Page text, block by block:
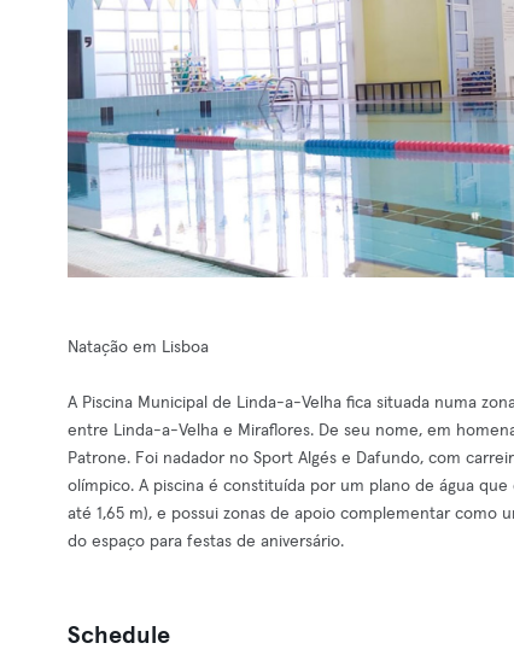
Natação em Lisboa
A Piscina Municipal de Linda-a-Velha fica situada numa
entre Linda-a-Velha e Miraflores. De seu nome, em
Patrone. Foi nadador no Sport Algés e Dafundo, com
olímpico. A piscina é constituída por um plano de água
até 1,65 m), e possui zonas de apoio complementar como
do espaço para festas de aniversário.
Schedule